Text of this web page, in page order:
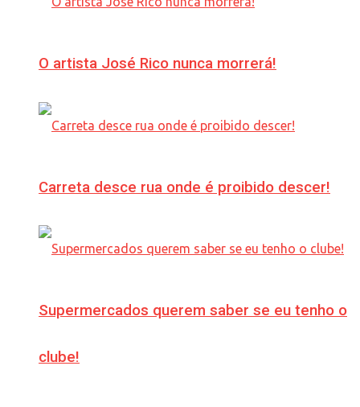
O artista José Rico nunca morrerá!
Carreta desce rua onde é proibido descer!
Supermercados querem saber se eu tenho o
clube!